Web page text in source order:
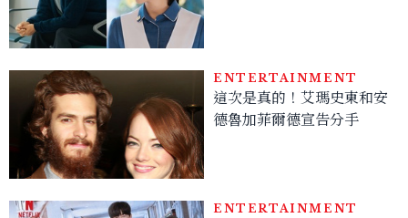
這次是真的！艾瑪史東和安
德魯加菲爾德宣告分手
ENTERTAINMENT
ENTERTAINMENT